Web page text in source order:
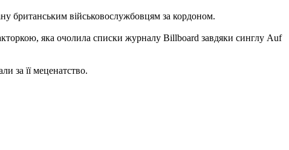
британським військовослужбовцям за кордоном.
яка очолила списки журналу Billboard завдяки синглу Auf
за її меценатство.